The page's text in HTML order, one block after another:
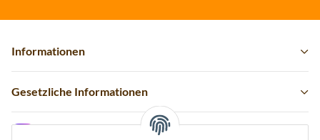
Informationen
Gesetzliche Informationen